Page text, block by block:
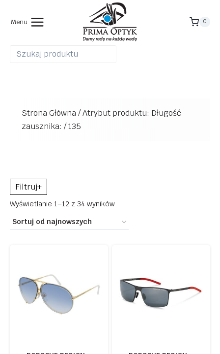
Menu 0
Strona Główna/Atrybut produktu: Długość
zausznika: /135
+
500 zł
Wyświetlanie 1–12 z 34 wynikówPosortowane
najnowszych